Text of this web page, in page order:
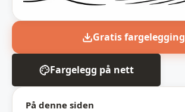
På denne siden
Gratis fargelegging
Fargelegg på nett